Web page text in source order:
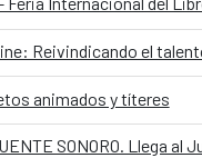
animados y títeres